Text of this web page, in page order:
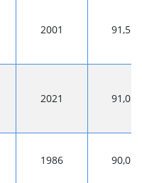
2001 91,5
2021 91,0
1986 90,0